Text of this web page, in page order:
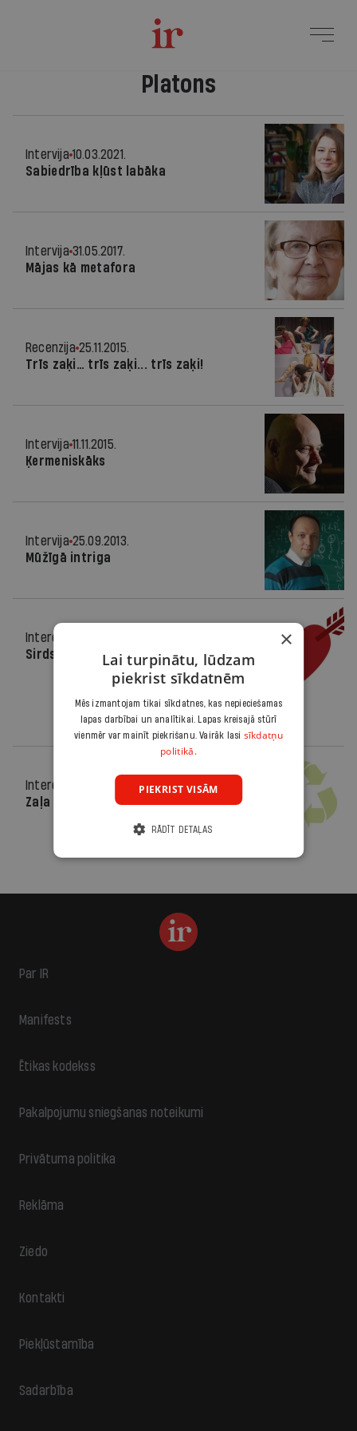
Platons
Intervija 10.03.2021.
Sabiedrība kļūst labāka
Intervija 31.05.2017.
Mājas kā metafora
Recenzija 25.11.2015.
Trīs zaķi… trīs zaķi... trīs zaķi!
Intervija 11.11.2015.
Ķermeniskāks
Intervija 25.09.2013.
Mūžīgā intriga
Interesanti
Sirds lietas
Interesanti
18.04.2012.
Zaļa dzīve
Par IR
Manifests
Ētikas kodekss
Pakalpojumu sniegšanas noteikumi
Privātuma politika
Reklāma
Ziedo
Kontakti
Piekļūstamība
Sadarbība
×
Lai turpinātu, lūdzam
piekrist sīkdatnēm
Mēs izmantojam tikai sīkdatnes, kas nepieciešamas
lapas darbībai un analītikai. Lapas kreisajā stūrī
vienmēr var mainīt piekrišanu. Vairāk lasi sīkdatņu
politikā.
PIEKRIST VISĀM
RĀDĪT DETAĻAS